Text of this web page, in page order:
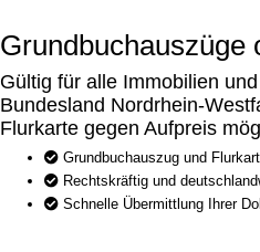
Grundbuchauszüge
Gültig für alle Immobilien
Bundesland Nordrhein-
Flurkarte gegen Aufpreis
Grundbuchauszug und
Rechtskräftig und
Schnelle Übermittlung Ihrer